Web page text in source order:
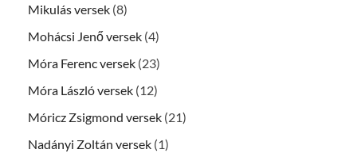
Mikulás versek (8)
Mohácsi Jenő versek (4)
Móra Ferenc versek (23)
Móra László versek (12)
Móricz Zsigmond versek (21)
Nadányi Zoltán versek (1)